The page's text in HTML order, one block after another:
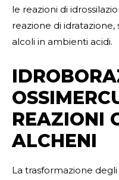
le reazioni di
reazione di idratazione,
alcoli in ambienti acidi.
REAZIONI
ALCHENI
La trasformazione